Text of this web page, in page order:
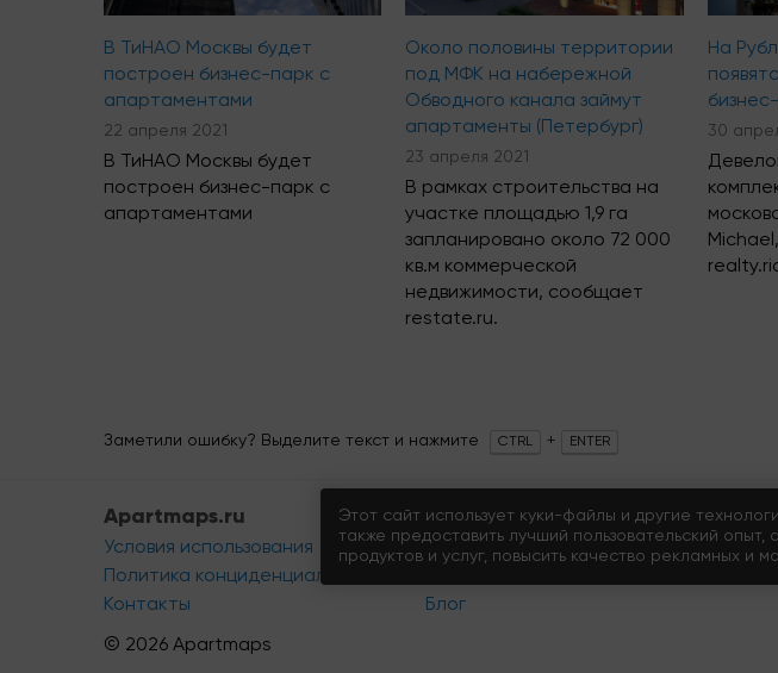
В ТиНАО Москвы будет
построен бизнес-парк с
апартаментами
22 апреля 2021
В ТиНАО Москвы будет
построен бизнес-парк с
апартаментами
Около половины территории
под МФК на набережной
Обводного канала займут
апартаменты (Петербург)
23 апреля 2021
В рамках строительства на
участке площадью 1,9 га
запланировано около 72 000
кв.м коммерческой
недвижимости, сообщает
restate.ru.
На
30
Заметили ошибку? Выделите текст и нажмите CTRL + ENTER
Этот сайт использует куки-файлы и другие
также предоставить лучший пользовательский опыт,
продуктов и услуг, повысить качество рекламных и
Apartmaps.ru
Условия использования
Политика конциденциальности
Контакты
Разделы сайта
Новости
Блог
© 2026 Apartmaps